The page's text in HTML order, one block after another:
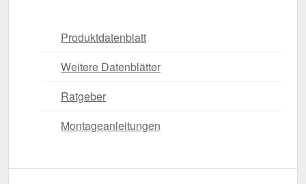
Produktdatenblatt
Weitere Datenblätter
Ratgeber
Montageanleitungen